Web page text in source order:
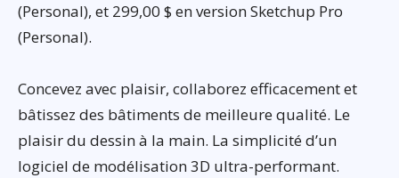
(Personal), et 299,00 $ en version Sketchup Pro
(Personal).
Concevez avec plaisir, collaborez efficacement et
bâtissez des bâtiments de meilleure qualité. Le
plaisir du dessin à la main. La simplicité d’un
logiciel de modélisation 3D ultra-performant.